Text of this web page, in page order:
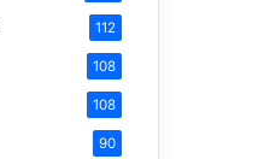
112
108
108
90